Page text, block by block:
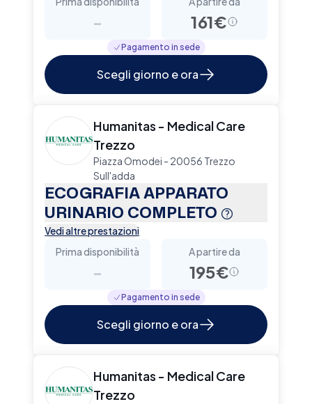
- 161€
Pagamento in sede
Scegli giorno e ora
Humanitas - Medical Care
Trezzo
Piazza Omodei - 20056 Trezzo
Sull'adda
ECOGRAFIA APPARATO
URINARIO COMPLETO
Vedi altre prestazioni
Prima disponibilità
-
A partire da
195€
Pagamento in sede
Scegli giorno e ora
Humanitas - Medical Care
Trezzo